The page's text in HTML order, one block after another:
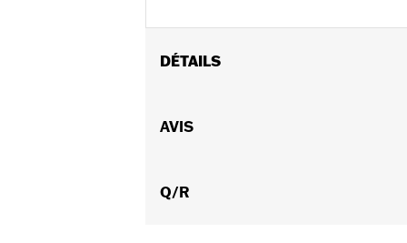
DÉTAILS
FXSTB, FXSTC et FXSTD de 2000 à
Tech™, de kit de nacelle Softail® ou
AVIS
Q/R